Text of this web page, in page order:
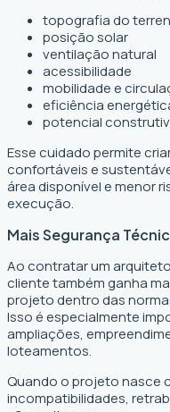
topografia do
posição solar
ventilação natural
acessibilidade
mobilidade e
eficiência
potencial
Esse cuidado permite
confortáveis e
área disponível e menor
execução.
Mais Segurança
Ao contratar um
cliente também ganha
projeto dentro das
Isso é especialmente
ampliações,
loteamentos.
Quando o projeto nasce
incompatibilidades,